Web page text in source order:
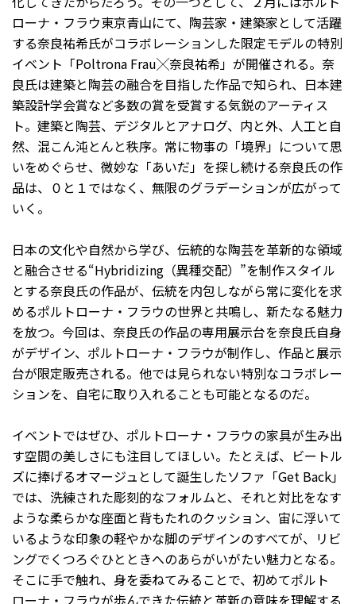
ローナ・フラウ東京青山にて、陶芸家・建築家として活躍
する奈良祐希氏がコラボレーションした限定モデルの特別
イベント「Poltrona Frau╳奈良祐希」が開催される。奈
良氏は建築と陶芸の融合を目指した作品で知られ、日本建
築設計学会賞など多数の賞を受賞する気鋭のアーティス
ト。建築と陶芸、デジタルとアナログ、内と外、人工と自
然、混こん沌とんと秩序。常に物事の「境界」について思
いをめぐらせ、微妙な「あいだ」を探し続ける奈良氏の作
品は、０と１ではなく、無限のグラデーションが広がって
いく。
日本の文化や自然から学び、伝統的な陶芸を革新的な領域
と融合させる“Hybridizing（異種交配）”を制作スタイル
とする奈良氏の作品が、伝統を内包しながら常に変化を求
めるポルトローナ・フラウの世界と共鳴し、新たなる魅力
を放つ。今回は、奈良氏の作品の専用展示台を奈良氏自身
がデザイン、ポルトローナ・フラウが制作し、作品と展示
台が限定販売される。他では見られない特別なコラボレー
ションを、自宅に取り入れることも可能となるのだ。
イベントではぜひ、ポルトローナ・フラウの家具が生み出
す空間の美しさにも注目してほしい。たとえば、ビートル
ズに捧げるオマージュとして誕生したソファ「Get Back」
では、洗練された彫刻的なフォルムと、それと対比をなす
ような柔らかな座面と背もたれのクッション、宙に浮いて
いるような印象の軽やかな脚のデザインのすべてが、リビ
ングでくつろぐひとときへのあらがいがたい魅力となる。
そこに手で触れ、身を委ねてみることで、初めてポルト
ローナ・フラウが歩んできた伝統と革新の意味を理解する